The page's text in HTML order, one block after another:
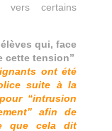
vers certains
qui, face
cette tension”
ont été
suite à la
“intrusion
afin de
que cela dit